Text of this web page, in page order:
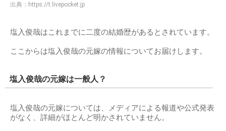
出典： https://t.livepocket.jp
塩入俊哉はこれまでに二度の結婚歴があるとされています。
ここからは塩入俊哉の元嫁の情報についてお届けします。
塩入俊哉の元嫁は一般人？
塩入俊哉の元嫁については、メディアによる報道や公式発表
がなく、詳細がほとんど明かされていません。